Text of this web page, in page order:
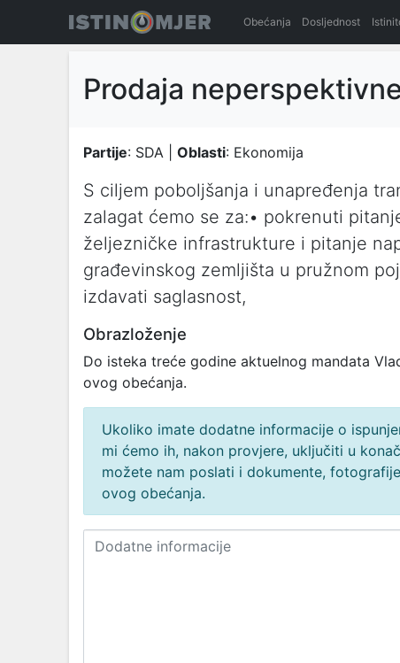
Obećanja Dosljednost
Prodaja
Partije: SDA | Oblasti: Ekonomija
S ciljem poboljšanja i unapređenja
zalagat ćemo se za:• pokrenuti
željezničke infrastrukture i pitanje
građevinskog zemljišta u pružnom
izdavati saglasnost,
Obrazloženje
Do isteka treće godine aktuelnog mandata
ovog obećanja.
Ukoliko imate dodatne informacije o
mi ćemo ih, nakon provjere, uključiti u
možete nam poslati i dokumente,
ovog obećanja.